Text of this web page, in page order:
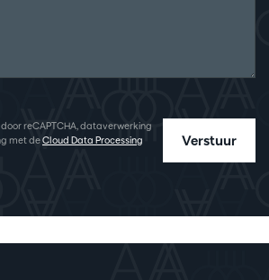
Verstuur
reCAPTCHA, dataverwerking
met deCloud Data Processing